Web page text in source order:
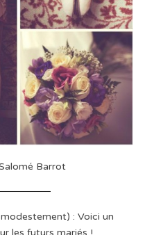
Barrot
: Voici un
les futurs mariés !